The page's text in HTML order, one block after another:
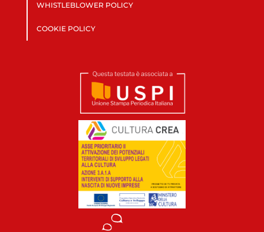
WHISTLEBLOWER POLICY
COOKIE POLICY